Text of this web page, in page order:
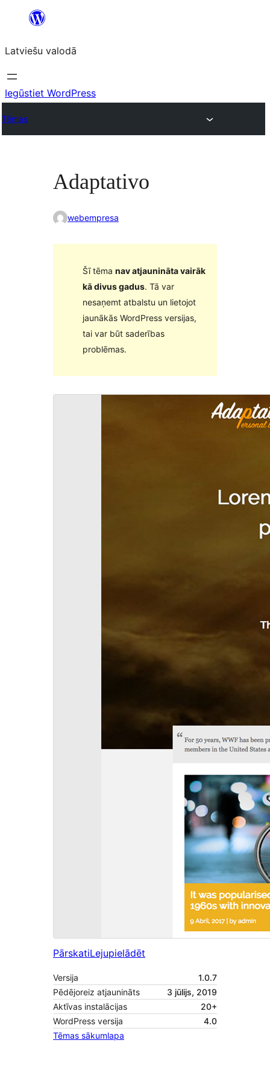
Pāriet
saturu
Latviešu valodā
Iegūstiet WordPress
Tēmas
Adaptativo
webempresa
Šī tēma nav atjaunināta vairāk
kā divus gadus. Tā var
nesaņemt atbalstu un lietojot
jaunākās WordPress versijas,
tai var būt saderības
problēmas.
PārskatiLejupielādēt
Versija
1.0.7
Pēdējoreiz atjaunināts
3 jūlijs, 2019
Aktīvas instalācijas
20+
WordPress versija
4.0
Tēmas sākumlapa